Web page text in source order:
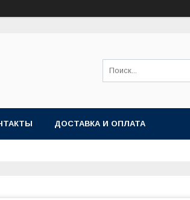
ДОСТАВКА И ОПЛАТА